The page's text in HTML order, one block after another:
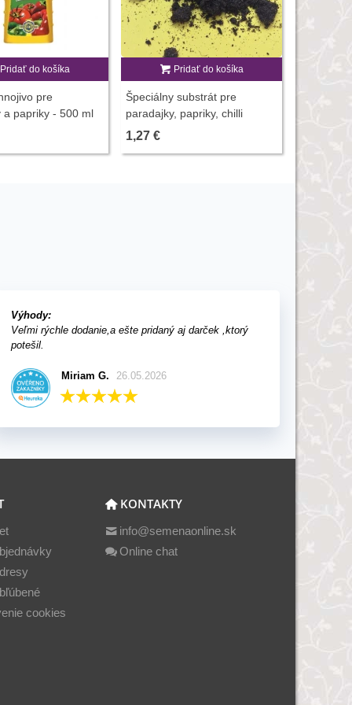
Pridať do košíka
pre
a papriky - 500 ml
Pridať do košíka
Špeciálny substrát pre
paradajky, papriky, chilli
semienka - 100 g
1,27 €
v
Výhody:
Veľmi rýchle dodanie,a ešte pridaný aj darček ,ktorý
potešil.
Miriam G. 26.05.2026
cookies
KONTAKTY
info@semenaonline.sk
Online chat